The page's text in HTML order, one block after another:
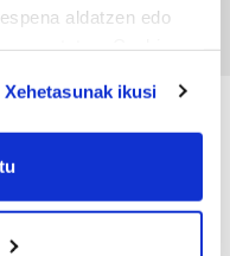
aldatzen edo
geographical
scanning it for
Xehetasunak ikusi